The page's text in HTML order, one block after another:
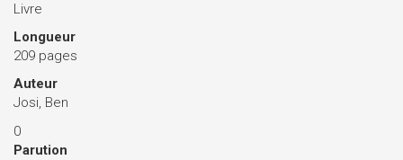
Livre
Longueur
209 pages
Auteur
Josi, Ben
0
Parution